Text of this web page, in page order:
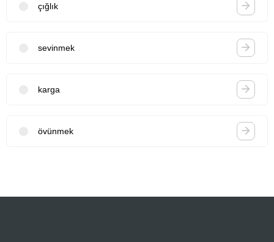
çığlık
sevinmek
karga
övünmek